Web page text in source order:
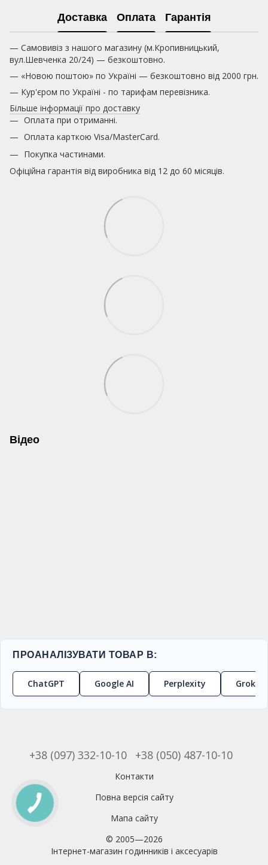
Доставка Оплата Гарантія
— Самовивіз з нашого магазину (м.Кропивницький,
вул.Шевченка 20/24) — безкоштовно.
— «Новою поштою» по Україні — безкоштовно від 2000 грн.
— Кур'єром по Україні - по тарифам перевізника.
Більше інформації про доставку
Оплата при отриманні.
Оплата карткою Visa/MasterCard.
Покупка частинами.
Офіційна гарантія від виробника від 12 до 60 місяців.
Відео
ПРОАНАЛІЗУВАТИ ТОВАР В:
ChatGPT Google AI Perplexity Grok
+38 (097) 332-10-10 +38 (050) 487-10-10
Контакти
Повна версія сайту
Мапа сайту
© 2005—2026
Інтернет-магазин годинників і аксесуарів